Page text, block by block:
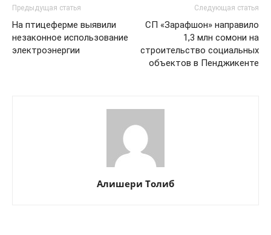
Предыдущая статья
На птицеферме выявили
незаконное использование
электроэнергии
Следующая статья
СП «Зарафшон» направило
1,3 млн сомони на
строительство социальных
объектов в Пенджикенте
Алишери Толиб